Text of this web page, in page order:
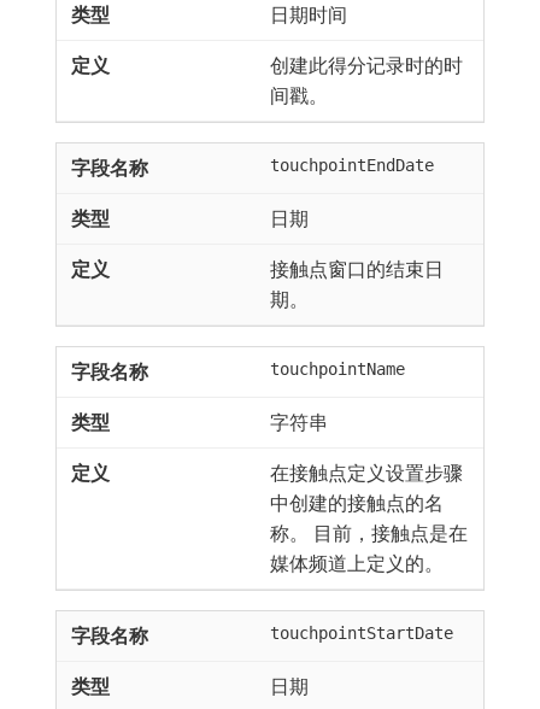
日期时间
创建此得分记录时的时
间戳。
touchpointEndDate
日期
接触点窗口的结束日
期。
touchpointName
字符串
在接触点定义设置步骤
中创建的接触点的名
称。 目前，接触点是在
媒体频道上定义的。
touchpointStartDate
日期